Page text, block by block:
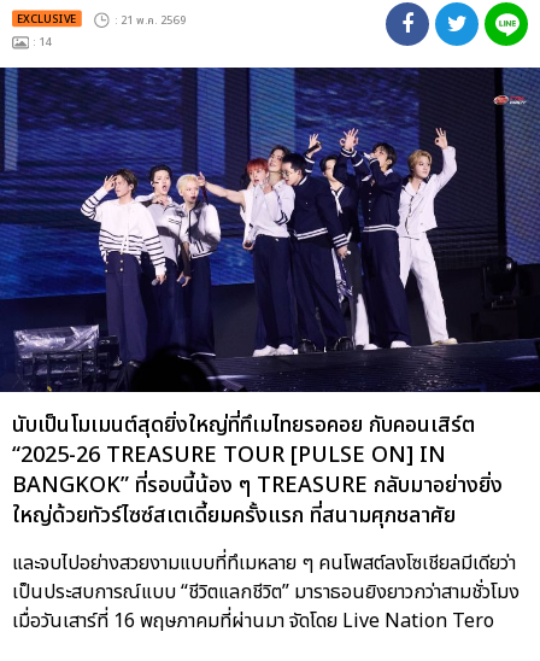
EXCLUSIVE : 21 พ.ค. 2569
: 14
นับเป็นโมเมนต์สุดยิ่งใหญ่ที่ทึเมไทยรอคอย กับคอนเสิร์ต
“2025-26 TREASURE TOUR [PULSE ON] IN
BANGKOK” ที่รอบนี้น้อง ๆ TREASURE กลับมาอย่างยิ่ง
ใหญ่ด้วยทัวร์ไซซ์สเตเดี้ยมครั้งแรก ที่สนามศุภชลาศัย
และจบไปอย่างสวยงามแบบที่ทึเมหลาย ๆ คนโพสต์ลงโซเชียลมีเดียว่า
เป็นประสบการณ์แบบ “ชีวิตแลกชีวิต” มาราธอนยิงยาวกว่าสามชั่วโมง
เมื่อวันเสาร์ที่ 16 พฤษภาคมที่ผ่านมา จัดโดย Live Nation Tero